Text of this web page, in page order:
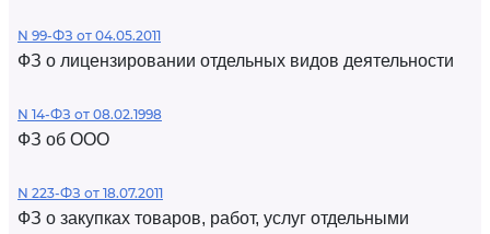
N 99-ФЗ от 04.05.2011
ФЗ о лицензировании отдельных видов деятельности
N 14-ФЗ от 08.02.1998
ФЗ об ООО
N 223-ФЗ от 18.07.2011
ФЗ о закупках товаров, работ, услуг отдельными